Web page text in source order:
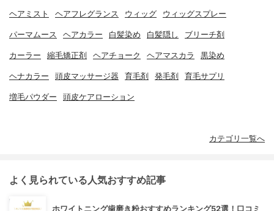
ヘアミスト ヘアフレグランス ウィッグ ウィッグスプレー
パーマムース ヘアカラー 白髪染め 白髪隠し ブリーチ剤
カーラー 縮毛矯正剤 ヘアチョーク ヘアマスカラ 黒染め
ヘナカラー 頭皮マッサージ器 育毛剤 発毛剤 育毛サプリ
増毛パウダー 頭皮ケアローション
カテゴリ一覧へ
よく見られている人気おすすめ記事
ホワイトニング歯磨き粉おすすめランキング52選！口コミ